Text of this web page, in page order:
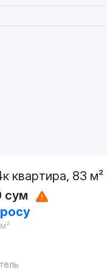
квартира, 83 м²
сум